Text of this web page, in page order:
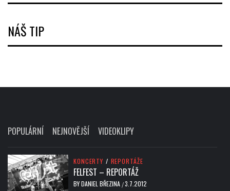
NÁŠ TIP
POPULÁRNÍ NEJNOVĚJŠÍ VIDEOKLIPY
KONCERTY / REPORTÁŽE
FELFEST – REPORTÁŽ
BYDANIEL BŘEZINA /3.7.2012